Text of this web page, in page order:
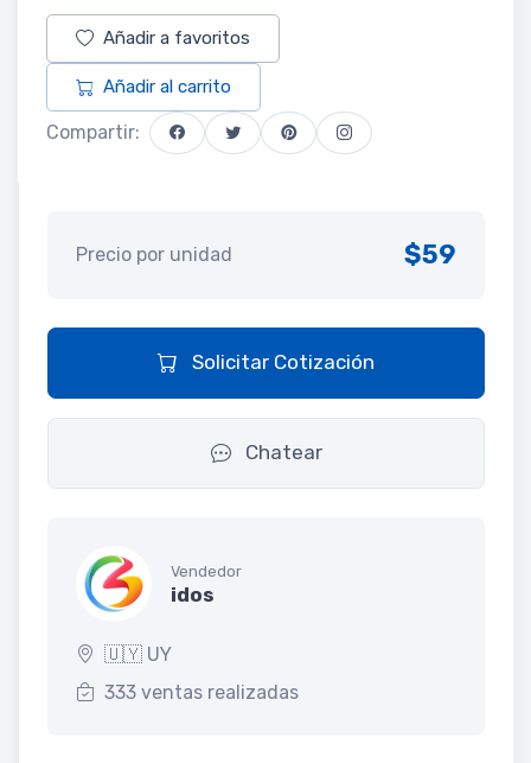
Añadir a favoritos
Añadir al carrito
Compartir:
Precio por unidad $59
Solicitar Cotización
Chatear
Vendedor
idos
🇺🇾 UY
333 ventas realizadas